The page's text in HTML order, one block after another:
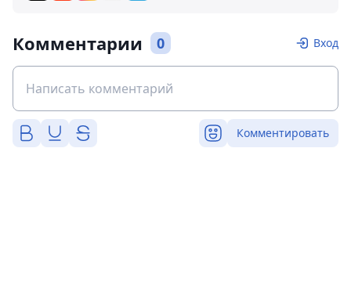
Комментарии 0 Вход
Комментировать